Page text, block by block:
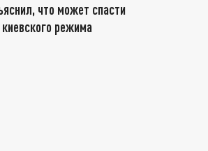
что может спасти
режима